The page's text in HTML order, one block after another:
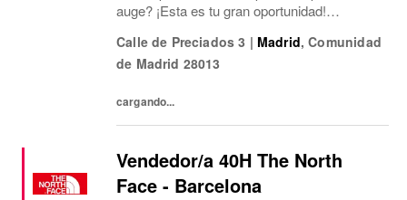
auge? ¡Esta es tu gran oportunidad!
para nuestro córner en El Corte Inglés de
Preciados. Tu papel será...
Calle de Preciados 3 | Madrid,Comunidad
de Madrid 28013
cargando...
Vendedor/a 40H The North
Face - Barcelona